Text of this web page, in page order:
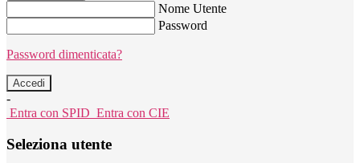
Nome Utente
Password
Password dimenticata?
-
Entra con SPID Entra con CIE
Seleziona utente